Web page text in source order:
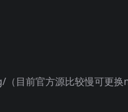
目前官方源比较慢可更